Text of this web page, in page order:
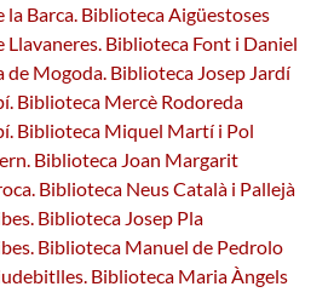
la Barca. Biblioteca Aigüestoses
Llavaneres. Biblioteca Font i Daniel
de Mogoda. Biblioteca Josep Jardí
Biblioteca Mercè Rodoreda
Biblioteca Miquel Martí i Pol
Biblioteca Joan Margarit
Biblioteca Neus Català i Pallejà
Biblioteca Josep Pla
Biblioteca Manuel de Pedrolo
Biblioteca Maria Àngels